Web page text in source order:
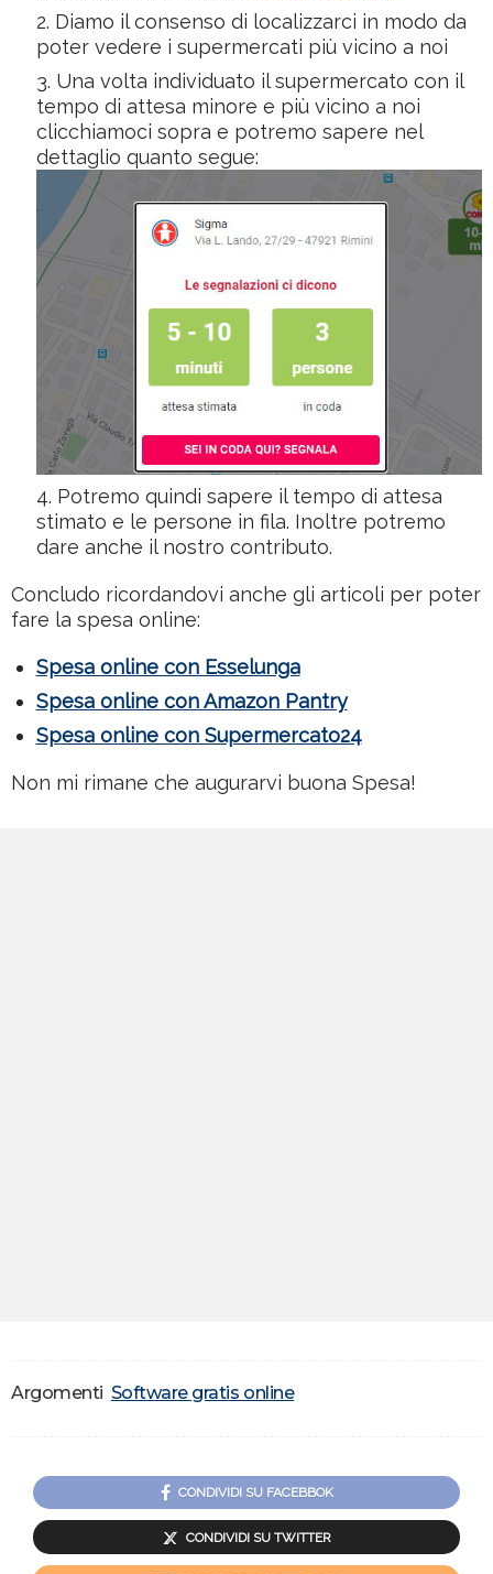
Diamo il consenso di localizzarci in modo da
poter vedere i supermercati più vicino a noi
Una volta individuato il supermercato con il
tempo di attesa minore e più vicino a noi
clicchiamoci sopra e potremo sapere nel
dettaglio quanto segue:
Potremo quindi sapere il tempo di attesa
stimato e le persone in fila. Inoltre potremo
dare anche il nostro contributo.
Concludo ricordandovi anche gli articoli per poter
fare la spesa online:
Spesa online con Esselunga
Spesa online con Amazon Pantry
Spesa online con Supermercato24
Non mi rimane che augurarvi buona Spesa!
Argomenti Software gratis online
CONDIVIDI SU FACEBBOK
CONDIVIDI SU TWITTER